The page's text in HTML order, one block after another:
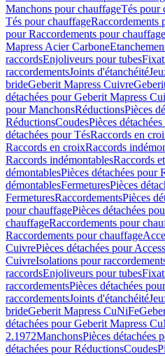
Manchons pour chauffageTés pour
Tés pour chauffageRaccordements
pour Raccordements pour chauffage
Mapress Acier Carbone
raccordsEnjoliveurs pour tubes
raccordementsJoints d'étanchéité
brideGeberit Mapress Cuivre
détachées pour Geberit Mapress
pour ManchonsRéductionsPièces
RéductionsCoudesPièces
détachées pour TésRaccords en
Raccords en croixRaccords
Raccords indémontablesRaccords
démontablesPièces détachées pour
démontablesFermeturesPièces
FermeturesRaccordementsPièces
pour chauffagePièces détachées
chauffageRaccordements pour
Raccordements pour chauffage
CuivrePièces détachées pour
CuivreIsolations pour
raccordsEnjoliveurs pour tubes
raccordementsPièces détachées
raccordementsJoints d'étanchéité
brideGeberit Mapress CuNiFe
détachées pour Geberit Mapress
2.1972ManchonsPièces détachées
détachées pour RéductionsCoudes